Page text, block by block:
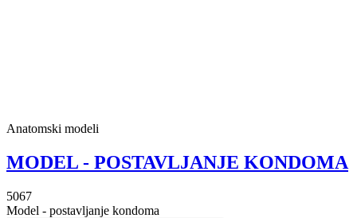
Anatomski modeli
MODEL - POSTAVLJANJE KONDOMA
5067
Model - postavljanje kondoma